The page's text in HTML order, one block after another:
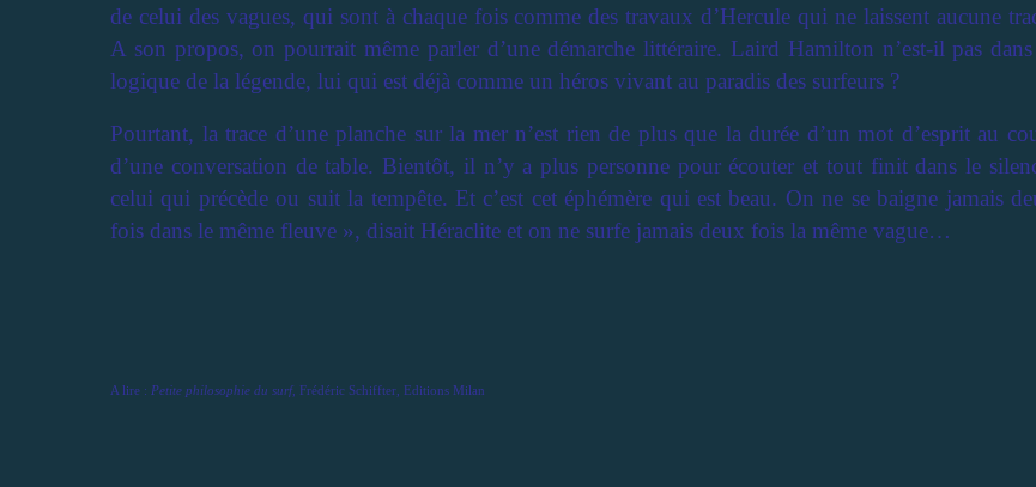
de celui des vagues, qui sont à chaque fois comme des travaux d’Hercule qui ne laissent aucune
A son propos, on pourrait même parler d’une démarche littéraire. Laird Hamilton n’est-il pas
logique de la légende, lui qui est déjà comme un héros vivant au paradis des surfeurs ?
Pourtant, la trace d’une planche sur la mer n’est rien de plus que la durée d’un mot d’esprit au
d’une conversation de table. Bientôt, il n’y a plus personne pour écouter et tout finit dans le
celui qui précède ou suit la tempête. Et c’est cet éphémère qui est beau. On ne se baigne jamais
fois dans le même fleuve », disait Héraclite et on ne surfe jamais deux fois la même vague…
A lire : Petite philosophie du surf, Frédéric Schiffter, Editions Milan